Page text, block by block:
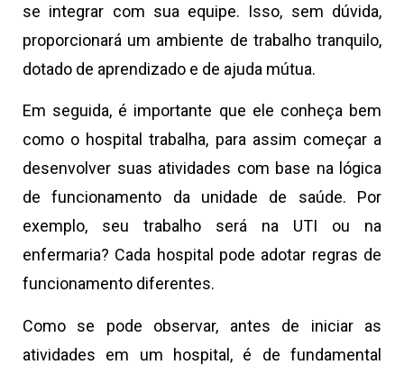
se integrar com sua equipe. Isso, sem dúvida,
proporcionará um ambiente de trabalho tranquilo,
dotado de aprendizado e de ajuda mútua.
Em seguida, é importante que ele conheça bem
como o hospital trabalha, para assim começar a
desenvolver suas atividades com base na lógica
de funcionamento da unidade de saúde. Por
exemplo, seu trabalho será na UTI ou na
enfermaria? Cada hospital pode adotar regras de
funcionamento diferentes.
Como se pode observar, antes de iniciar as
atividades em um hospital, é de fundamental